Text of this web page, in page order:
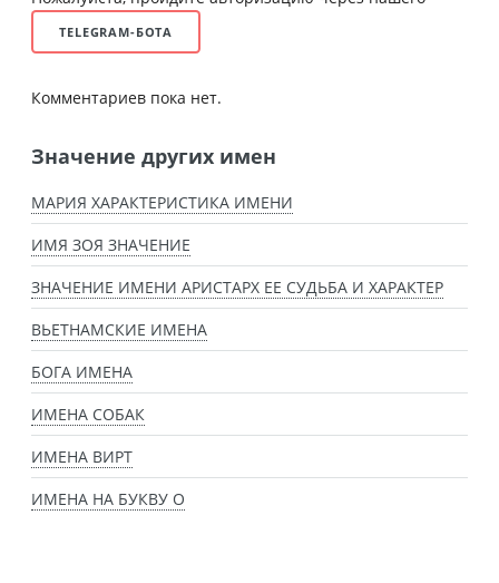
TELEGRAM-БОТА
Комментариев пока нет.
Значение других имен
МАРИЯ ХАРАКТЕРИСТИКА ИМЕНИ
ИМЯ ЗОЯ ЗНАЧЕНИЕ
ЗНАЧЕНИЕ ИМЕНИ АРИСТАРХ ЕЕ СУДЬБА И ХАРАКТЕР
ВЬЕТНАМСКИЕ ИМЕНА
БОГА ИМЕНА
ИМЕНА СОБАК
ИМЕНА ВИРТ
ИМЕНА НА БУКВУ О